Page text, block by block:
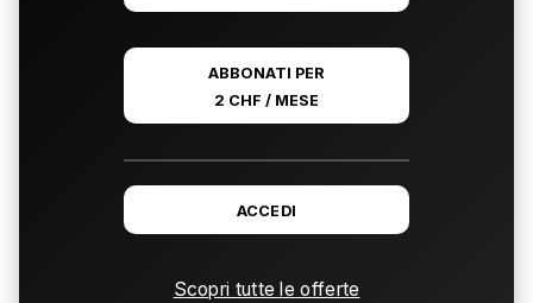
ABBONATI PER
2 CHF / MESE
ACCEDI
Scopri tutte le offerte